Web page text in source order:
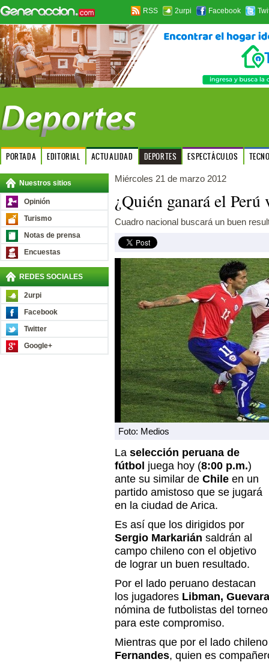
RSS 2urpi Facebook
PORTADA EDITORIAL ACTUALIDAD DEPORTES ESPECTÁCULOS
Nuestros sitios
Opinión
Turismo
Notas de prensa
Encuestas
REDES SOCIALES
2urpi
Facebook
Twitter
Google+
Miércoles 21 de marzo 2012
¿Quién ganará el Perú
Cuadro nacional buscará un buen
Foto: Medios
La selección peruana de
fútbol juega hoy (8:00 p.m.)
ante su similar de Chile en un
partido amistoso que se jugará
en la ciudad de Arica.
Es así que los dirigidos por
Sergio Markarián saldrán al
campo chileno con el objetivo
de lograr un buen resultado.
Por el lado peruano destacan
los jugadores Libman,
nómina de futbolistas del
para este compromiso.
Mientras que por el lado
Fernandes, quien es